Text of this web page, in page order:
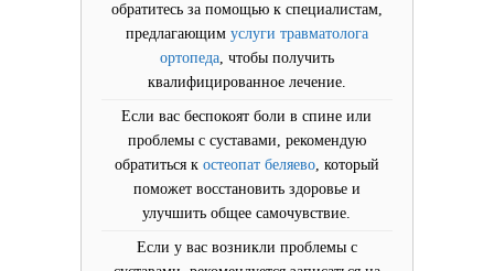
обратитесь за помощью к специалистам,
предлагающим услуги травматолога
ортопеда, чтобы получить
квалифицированное лечение.
Если вас беспокоят боли в спине или
проблемы с суставами, рекомендую
обратиться к остеопат беляево, который
поможет восстановить здоровье и
улучшить общее самочувствие.
Если у вас возникли проблемы с